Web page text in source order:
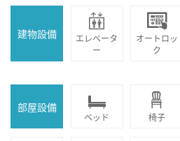
建物設備
エレベータ
ー
オートロッ
ク
部屋設備
ベッド 椅子